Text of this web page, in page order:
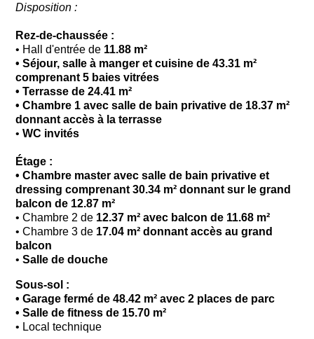
Disposition :
Rez-de-chaussée :
• Hall d'entrée de 11.88 m²
• Séjour, salle à manger et cuisine de 43.31 m²
comprenant 5 baies vitrées
• Terrasse de 24.41 m²
• Chambre 1 avec salle de bain privative de 18.37 m²
donnant accès à la terrasse
•WC invités
Étage :
• Chambre master avec salle de bain privative et
dressing comprenant 30.34 m² donnant sur le grand
balcon de 12.87 m²
•Chambre 2 de 12.37 m² avec balcon de 11.68 m²
• Chambre 3 de 17.04 m² donnant accès au grand
balcon
•Salle de douche
Sous-sol :
• Garage fermé de 48.42 m² avec 2 places de parc
• Salle de fitness de 15.70 m²
• Local technique